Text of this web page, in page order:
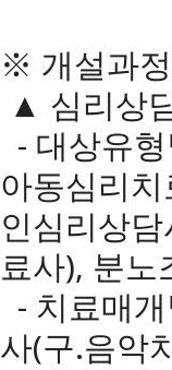
※ 개설과
▲ 심리상
- 대상유
아동심리
인심리상
료사), 분
- 치료매
사(구.음악